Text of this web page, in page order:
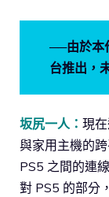
──由於本
台推出，
坂尻一人： 現
與家用主機的
PS5 之間的連
對 PS5 的部分